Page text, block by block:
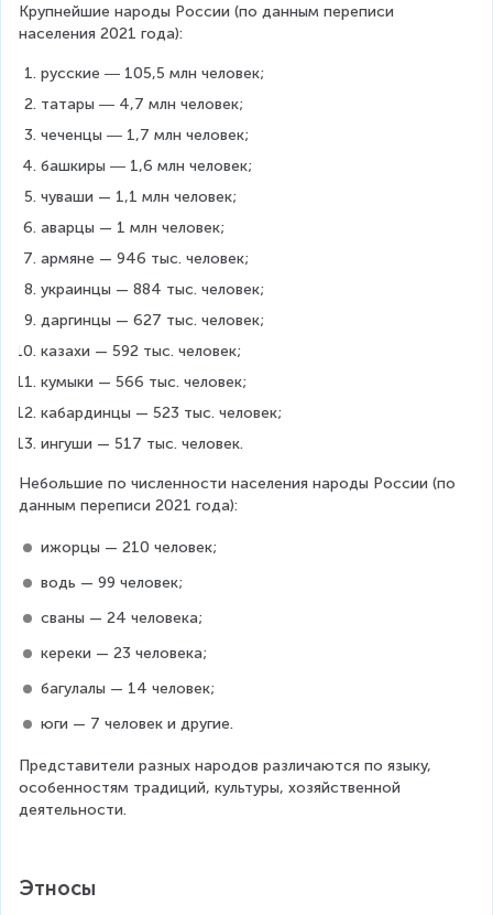
Крупнейшие народы России (по данным переписи
населения 2021 года):
русские ― 105,5 млн человек;
татары ― 4,7 млн человек;
чеченцы ― 1,7 млн человек;
башкиры ― 1,6 млн человек;
чуваши — 1,1 млн человек;
аварцы — 1 млн человек;
армяне — 946 тыс. человек;
украинцы — 884 тыс. человек;
даргинцы — 627 тыс. человек;
казахи — 592 тыс. человек;
кумыки — 566 тыс. человек;
кабардинцы — 523 тыс. человек;
ингуши — 517 тыс. человек.
Небольшие по численности населения народы России (по
данным переписи 2021 года):
ижорцы — 210 человек;
водь — 99 человек;
сваны — 24 человека;
кереки — 23 человека;
багулалы — 14 человек;
юги — 7 человек и другие.
Представители разных народов различаются по языку,
особенностям традиций, культуры, хозяйственной
деятельности.
Этносы